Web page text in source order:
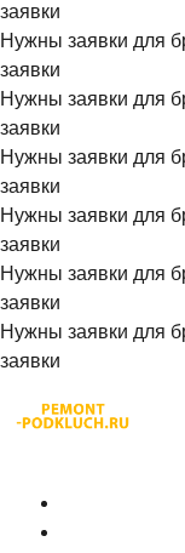
заявки
Нужны заявки для
заявки
Нужны заявки для
заявки
Нужны заявки для
заявки
Нужны заявки для
заявки
Нужны заявки для
заявки
Нужны заявки для
заявки